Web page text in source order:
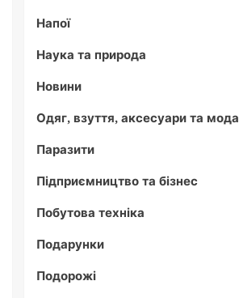
Напої
Наука та природа
Новини
Одяг, взуття, аксесуари та мода
Паразити
Підприємництво та бізнес
Побутова техніка
Подарунки
Подорожі